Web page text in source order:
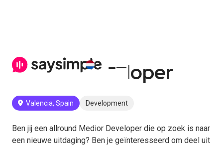
Medior developer
Valencia, Spain Development
Ben jij een allround Medior Developer die op zoek is naar
een nieuwe uitdaging? Ben je geïnteresseerd om deel uit